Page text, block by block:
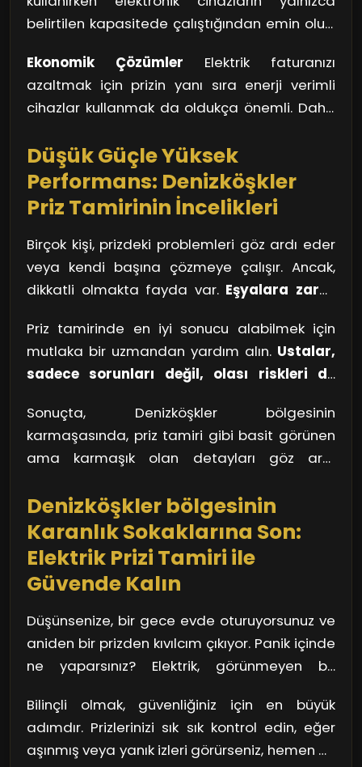
fayda var. Dönüştürücüler işe yarayabilir,
fakat güvenlik her zaman öncelikli olmalı.
belirtilen kapasitede çalıştığından emin olun.
yüklenmelere ve yangın tehlikesine yol
açabilir. Ayrıca, su ile teması engellemek,
prizlerin uzun ömürlü olmasını sağlayacaktır.
küçük kazaları önleyici bir önlem olarak
önerilir.
Ekonomik Çözümler Elektrik faturanızı
azaltmak için prizin yanı sıra enerji verimli
cihazlar kullanmak da oldukça önemli. Daha
bütçenize hem de çevreye katkı sağlar.
Unutmayın, doğru priz kullanımı ve enerji
verimliliği, hem güvenliğinizi hem de ekonomik
durumunuzu etkileyen önemli faktörlerdir.
Düşük Güçle Yüksek
Performans: Denizköşkler
Priz Tamirinin İncelikleri
Birçok kişi, prizdeki problemleri göz ardı eder
veya kendi başına çözmeye çalışır. Ancak,
dikkatli olmakta fayda var. Eşyalara zarar
girdiğinde, ne olursa olsun temkinli
davranmak gerekir. Bir kablo gevşemişse,
basit bir sıkıştırma yeterli olmayabilir. Özellikle
Denizköşkler gibi büyük bir şehirde, elektrik
altyapısı ve priz çeşitliliği oldukça fazladır. Bu
durumu, büyük bir sokakta yürürken farklı
dükkanların sunduğu çeşitli tatlılar gibi
düşünebilirsiniz. Her biri kendine özgü, ama
hepsinin kalitesi tecrübe etmeden bilinemez.
Priz tamirinde en iyi sonucu alabilmek için
mutlaka bir uzmandan yardım alın. Ustalar,
sadece sorunları değil, olası riskleri de
dal parçasının yol açabileceği hasar gibi gizli
tehlikeleri öngörürler. Unutmayın, uygun bir
tamir ile prizinizin verimliliğini artırabilir,
güvenli bir yaşam alanı yaratabilirsiniz.
Sonuçta, Denizköşkler bölgesinin
karmaşasında, priz tamiri gibi basit görünen
ama karmaşık olan detayları göz ardı
performanslı bir yaşam alanı için, her şeyin
doğru yapıldığına emin olun.
Denizköşkler bölgesinin
Karanlık Sokaklarına Son:
Elektrik Prizi Tamiri ile
Güvende Kalın
Düşünsenize, bir gece evde oturuyorsunuz ve
aniden bir prizden kıvılcım çıkıyor. Panik içinde
ne yaparsınız? Elektrik, görünmeyen bir
kısa sürede ciddi sonuçlar doğurabilir. Elektrik
prizi tamiri, bu tür risklerin önüne geçmenizi
sağlar. Prizlerdeki gevşek bağlantılar, kısa
Bilinçli olmak, güvenliğiniz için en büyük
adımdır. Prizlerinizi sık sık kontrol edin, eğer
aşınmış veya yanık izleri görürseniz, hemen bir